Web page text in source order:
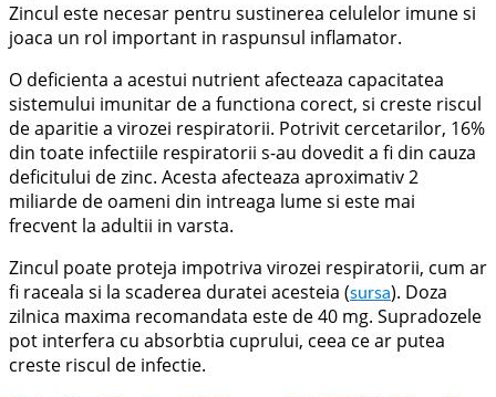
Zincul este necesar pentru sustinerea celulelor imune si
joaca un rol important in raspunsul inflamator.
O deficienta a acestui nutrient afecteaza capacitatea
sistemului imunitar de a functiona corect, si creste riscul
de aparitie a virozei respiratorii. Potrivit cercetarilor, 16%
din toate infectiile respiratorii s-au dovedit a fi din cauza
deficitului de zinc. Acesta afecteaza aproximativ 2
miliarde de oameni din intreaga lume si este mai
frecvent la adultii in varsta.
Zincul poate proteja impotriva virozei respiratorii, cum ar
fi raceala si la scaderea duratei acesteia (sursa). Doza
zilnica maxima recomandata este de 40 mg. Supradozele
pot interfera cu absorbtia cuprului, ceea ce ar putea
creste riscul de infectie.